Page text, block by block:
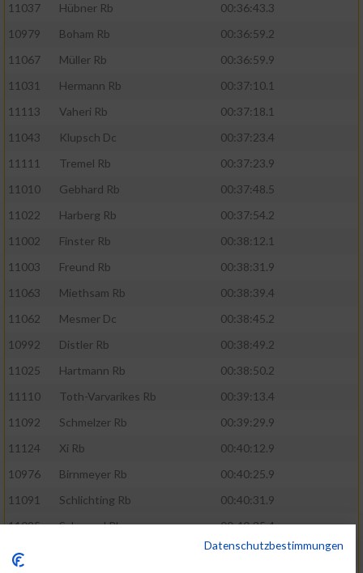
11037
Hübner Rb
00:36:43.3
10979
Boham Rb
00:36:59.2
11067
Müller Rb
00:36:59.9
11031
Hermann Rb
00:37:10.1
11113
Vaheri Rb
00:37:18.1
11043
Klupsch Dc
00:37:23.4
11111
Tremel Rb
00:37:23.9
11010
Gebhard Rb
00:37:48.5
11022
Harberg Rb
00:37:54.2
11002
Finster Rb
00:38:12.1
11003
Freund Rb
00:38:31.9
11063
Miethsam Rb
00:38:39.4
11062
Mesmer Dc
00:38:45.2
10992
Distler Rb
00:38:49.2
11025
Hartmann Rb
00:38:50.2
11110
Toth-Varvarikes Rb
00:39:13.4
11092
Schmelzer Rb
00:39:29.9
11124
Xi Rb
00:40:12.9
10976
Birnmeyer Rb
00:40:25.9
11091
Schlichting Rb
00:40:31.9
11095
Schoppel Rb
00:40:35.4
11107
00:41:03.7
Datenschutzbestimmungen